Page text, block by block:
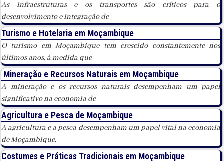
As infraestruturas e os transportes são críticos para o
desenvolvimento e integração de
Turismo e Hotelaria em Moçambique
O turismo em Moçambique tem crescido constantemente nos
últimos anos, à medida que
Mineração e Recursos Naturais em Moçambique
A mineração e os recursos naturais desempenham um papel
significativo na economia de
Agricultura e Pesca de Moçambique
A agricultura e a pesca desempenham um papel vital na economia
de Moçambique.
Costumes e Práticas Tradicionais em Moçambique